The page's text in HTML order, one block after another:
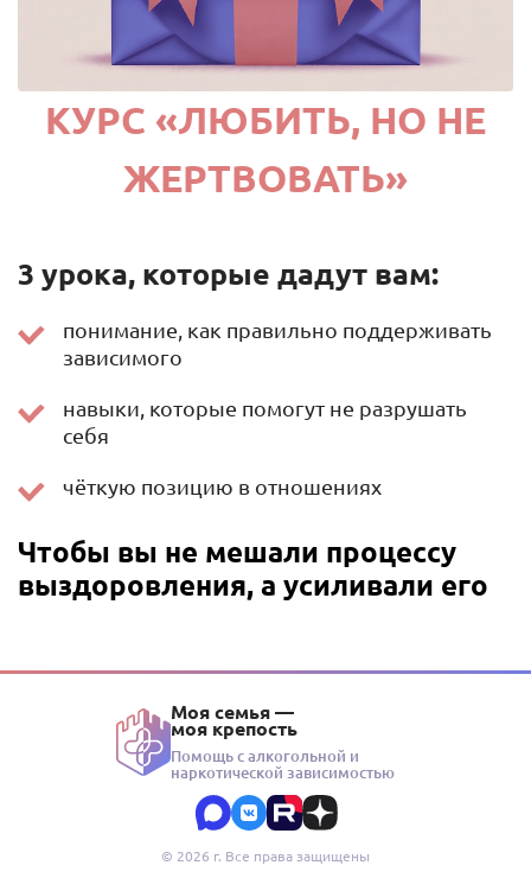
КУРС «ЛЮБИТЬ, НО НЕ
ЖЕРТВОВАТЬ»
3 урока, которые дадут вам:
понимание, как правильно поддерживать
зависимого
навыки, которые помогут не разрушать
себя
чёткую позицию в отношениях
Чтобы вы не мешали процессу
выздоровления, а усиливали его
Моя семья —
моя крепость
Помощь с алкогольной и
наркотической зависимостью
© 2026 г. Все права защищены